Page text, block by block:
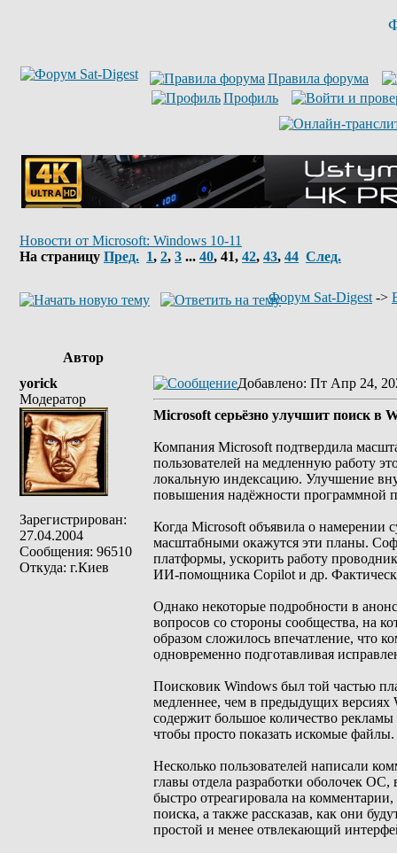
Правила форума
Профиль
Новости от Microsoft: Windows 10-11
На страницу Пред. 1, 2, 3 ... 40, 41, 42, 43, 44 След.
Форум Sat-Digest ->
Автор
yorick
Модератор
Зарегистрирован:
27.04.2004
Сообщения: 96510
Откуда: г.Киев
Добавлено: Пт Апр 24,
Microsoft серьёзно улучшит поиск в
Компания Microsoft подтвердила
пользователей на медленную работу
локальную индексацию. Улучшение
повышения надёжности программной
Когда Microsoft объявила о намерении
масштабными окажутся эти планы.
платформы, ускорить работу
ИИ-помощника Copilot и др.
Однако некоторые подробности в
вопросов со стороны сообщества, на
образом сложилось впечатление, что
одновременно подготавливая
Поисковик Windows был той частью
медленнее, чем в предыдущих версиях
содержит большое количество
чтобы просто показать искомые файлы.
Несколько пользователей написали
главы отдела разработки оболочек
быстро отреагировала на
поиска, а также рассказав, как они
простой и менее отвлекающий